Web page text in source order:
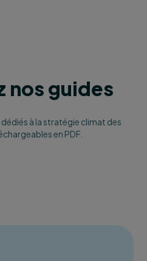
nos guides
à la stratégie climat des
en PDF.